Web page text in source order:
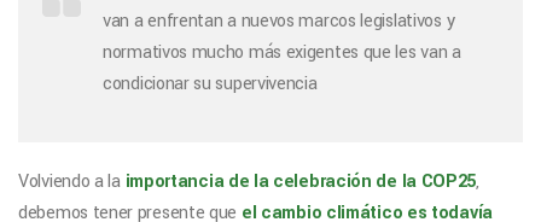
van a enfrentan a nuevos marcos legislativos y
normativos mucho más exigentes que les van a
condicionar su supervivencia
Volviendo a la importancia de la celebración de la COP25,
debemos tener presente que el cambio climático es todavía